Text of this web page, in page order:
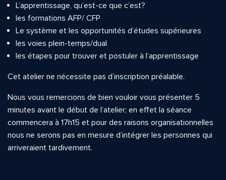
L’apprentissage, qu’est-ce que c’est?
les formations AFP/ CFP
Le système et les opportunités d’études supérieures
les voies plein-temps/dual
les étapes pour trouver et postuler à l’apprentissage
Cet atelier ne nécessite pas d’inscription préalable.
Nous vous remercions de bien vouloir vous présenter 5
minutes avant le début de l’atelier; en effet la séance
commencera à 17h15 et pour des raisons organisationnelles
nous ne serons pas en mesure d’intégrer les personnes qui
arriveraient tardivement.